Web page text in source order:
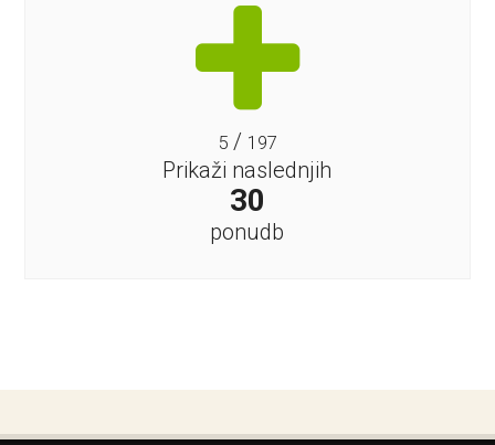
5/ 197
Prikaži naslednjih
30
ponudb